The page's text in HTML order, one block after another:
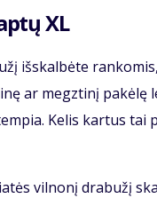
XL
išskalbėte
ar megztinį pakėlę
Kelis kartus
vilnonį drabužį